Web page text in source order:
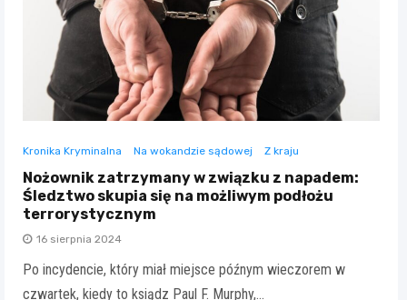
Kronika Kryminalna Na wokandzie sądowej Z kraju
Nożownik zatrzymany w związku z napadem:
Śledztwo skupia się na możliwym podłożu
terrorystycznym
16 sierpnia 2024
Po incydencie, który miał miejsce późnym wieczorem w
czwartek, kiedy to ksiądz Paul F. Murphy,…